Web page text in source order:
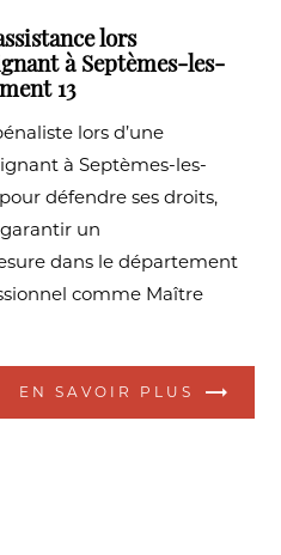
lors
à Septèmes-les-
13
lors d’une
à Septèmes-les-
défendre ses droits,
un
dans le département
comme Maître
EN SAVOIR PLUS